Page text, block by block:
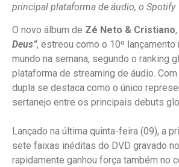
principal plataforma de áudio, o Spotify
O novo álbum de Zé Neto & Cristiano,
Deus”, estreou como o 10º
mundo na semana, segundo o ranking
plataforma de streaming de áudio.
dupla se destaca como o único
sertanejo entre os principais debuts
Lançado na última quinta-feira (09), a
sete faixas inéditas do DVD gravado
rapidamente ganhou força também no